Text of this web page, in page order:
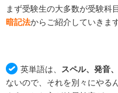
まず受験生の大多数が受験科
暗記法からご紹介していきます
英単語は、 スペル、発音
ないので、それを別々にやる